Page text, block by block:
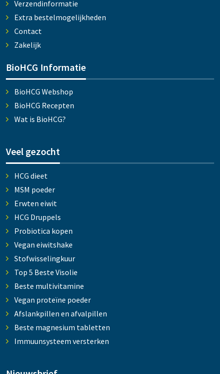
Verzendinformatie
Extra bestelmogelijkheden
Contact
Zakelijk
BioHCG Informatie
BioHCG Webshop
BioHCG Recepten
Wat is BioHCG?
Veel gezocht
HCG dieet
MSM poeder
Erwten eiwit
HCG Druppels
Probiotica kopen
Vegan eiwitshake
Stofwisselingkuur
Top 5 Beste Visolie
Beste multivitamine
Vegan proteïne poeder
Afslankpillen en afvalpillen
Beste magnesium tabletten
Immuunsysteem versterken